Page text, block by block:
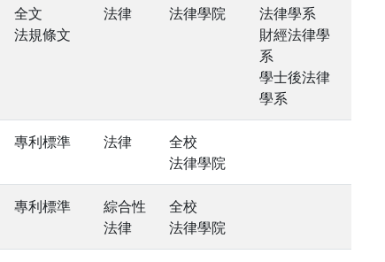
全文
法規條文
法律 法律學院
法律學系
財經法律學
系
學士後法律
學系
專利標準 法律
全校
法律學院
專利標準
綜合性
法律
全校
法律學院